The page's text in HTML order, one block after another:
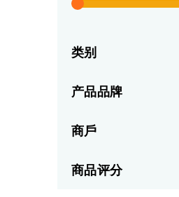
类别
产品品牌
商戶
商品评分